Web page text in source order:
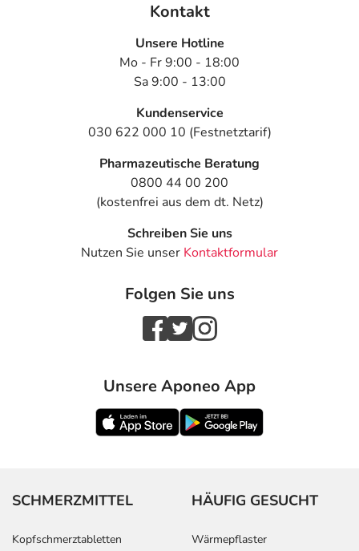
Kontakt
Unsere Hotline
Mo - Fr 9:00 - 18:00
Sa 9:00 - 13:00
Kundenservice
030 622 000 10 (Festnetztarif)
Pharmazeutische Beratung
0800 44 00 200
(kostenfrei aus dem dt. Netz)
Schreiben Sie uns
Nutzen Sie unser Kontaktformular
Folgen Sie uns
Unsere Aponeo App
SCHMERZMITTEL
Kopfschmerztabletten
HÄUFIG GESUCHT
Wärmepflaster